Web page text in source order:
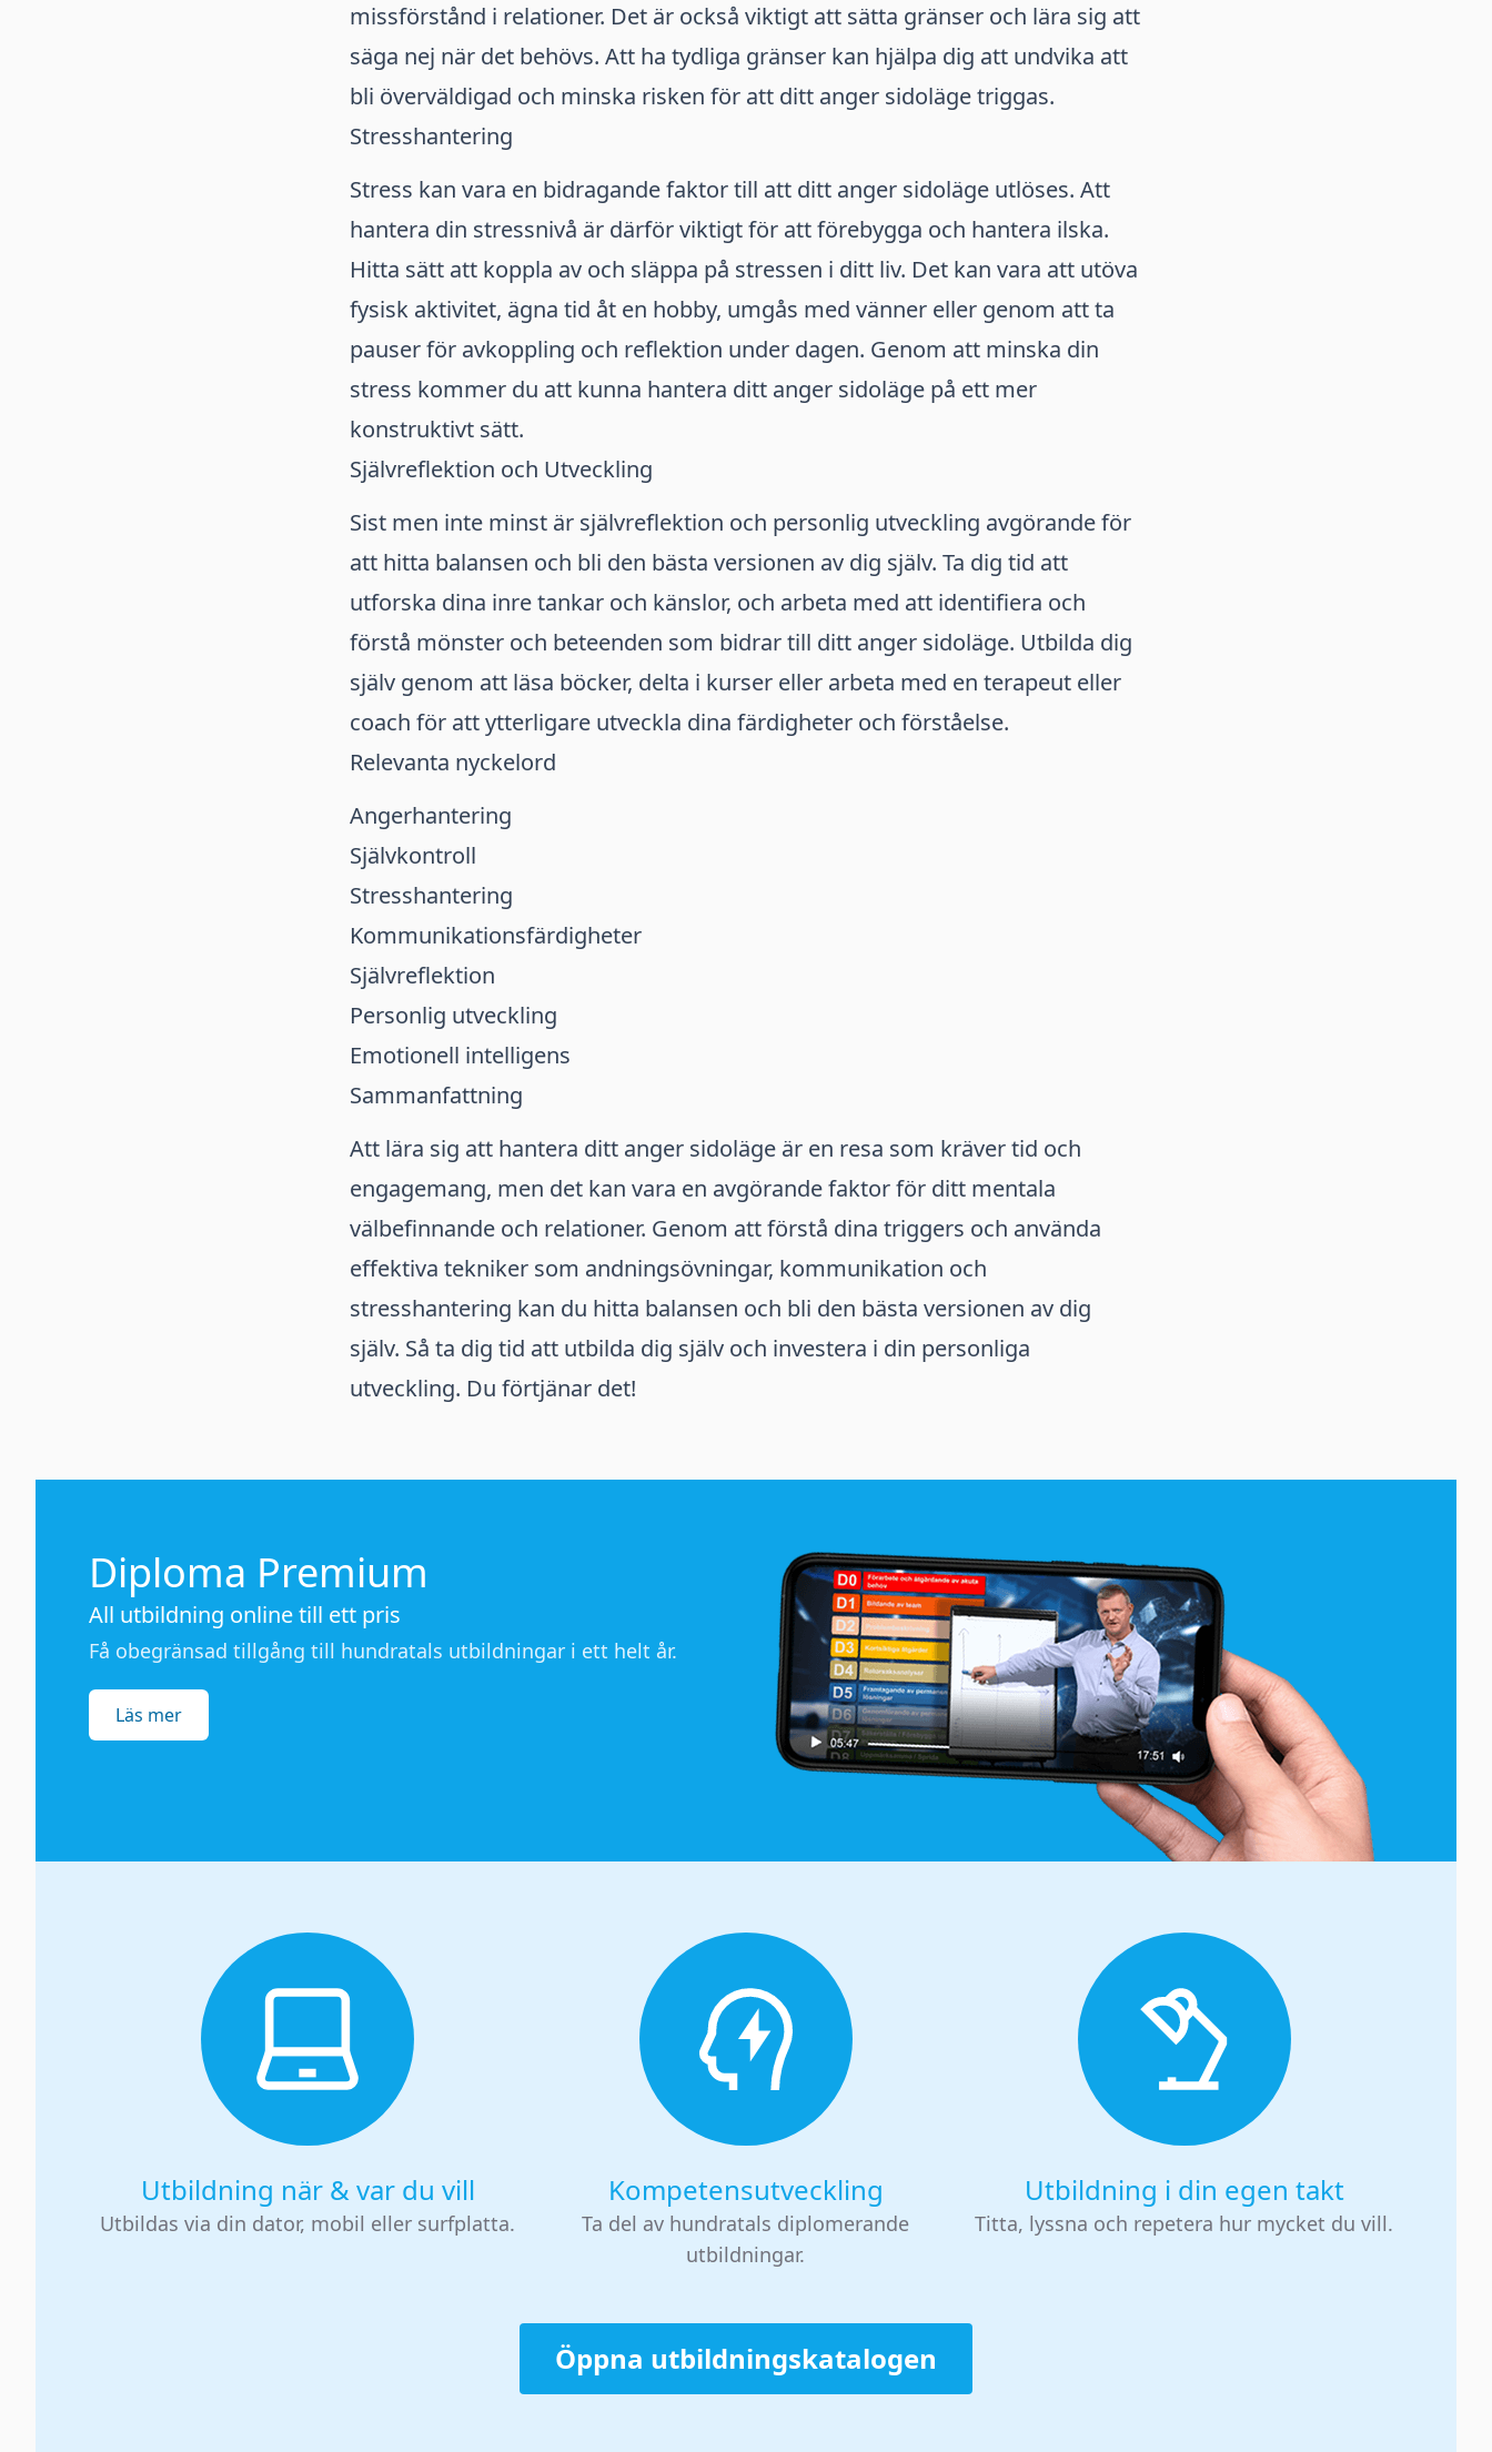
missförstånd i relationer. Det är också viktigt att sätta gränser och lära sig att
säga nej när det behövs. Att ha tydliga gränser kan hjälpa dig att undvika att
bli överväldigad och minska risken för att ditt anger sidoläge triggas.
Stresshantering
Stress kan vara en bidragande faktor till att ditt anger sidoläge utlöses. Att
hantera din stressnivå är därför viktigt för att förebygga och hantera ilska.
Hitta sätt att koppla av och släppa på stressen i ditt liv. Det kan vara att utöva
fysisk aktivitet, ägna tid åt en hobby, umgås med vänner eller genom att ta
pauser för avkoppling och reflektion under dagen. Genom att minska din
stress kommer du att kunna hantera ditt anger sidoläge på ett mer
konstruktivt sätt.
Självreflektion och Utveckling
Sist men inte minst är självreflektion och personlig utveckling avgörande för
att hitta balansen och bli den bästa versionen av dig själv. Ta dig tid att
utforska dina inre tankar och känslor, och arbeta med att identifiera och
förstå mönster och beteenden som bidrar till ditt anger sidoläge. Utbilda dig
själv genom att läsa böcker, delta i kurser eller arbeta med en terapeut eller
coach för att ytterligare utveckla dina färdigheter och förståelse.
Relevanta nyckelord
Angerhantering
Självkontroll
Stresshantering
Kommunikationsfärdigheter
Självreflektion
Personlig utveckling
Emotionell intelligens
Sammanfattning
Att lära sig att hantera ditt anger sidoläge är en resa som kräver tid och
engagemang, men det kan vara en avgörande faktor för ditt mentala
välbefinnande och relationer. Genom att förstå dina triggers och använda
effektiva tekniker som andningsövningar, kommunikation och
stresshantering kan du hitta balansen och bli den bästa versionen av dig
själv. Så ta dig tid att utbilda dig själv och investera i din personliga
utveckling. Du förtjänar det!
Diploma Premium
All utbildning online till ett pris
Få obegränsad tillgång till hundratals utbildningar i ett helt år.
Läs mer
Utbildning när & var du vill
Utbildas via din dator, mobil eller surfplatta.
Kompetensutveckling
Ta del av hundratals diplomerande
utbildningar.
Utbildning i din egen takt
Titta, lyssna och repetera hur mycket du vill.
Öppna utbildningskatalogen